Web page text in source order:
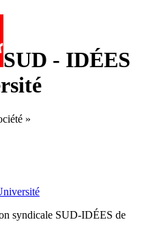
SUD - IDÉES
»
syndicale SUD-IDÉES de